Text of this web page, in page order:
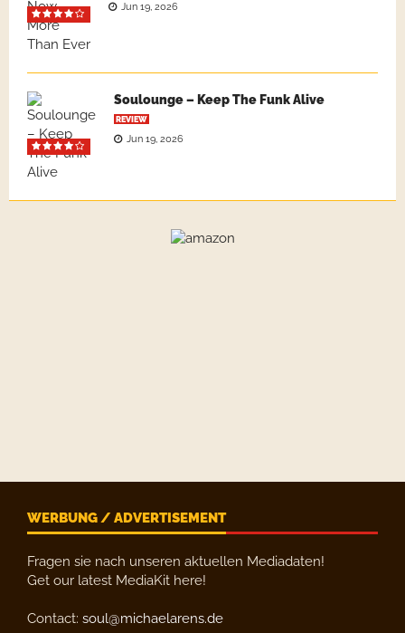
Jun 19, 2026
Soulounge – Keep The Funk Alive
REVIEW
Jun 19, 2026
WERBUNG / ADVERTISEMENT
Fragen sie nach unseren aktuellen Mediadaten!
Get our latest MediaKit here!
Contact: soul@michaelarens.de